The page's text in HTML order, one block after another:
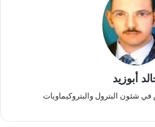
أبوزيد
شئون البترول والبتروكيماويات